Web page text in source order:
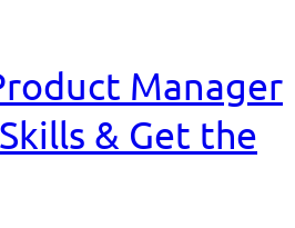
Manager
& Get the